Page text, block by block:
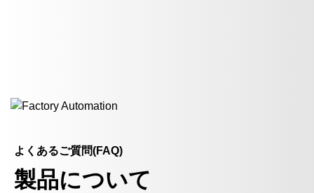
よくあるご質問(FAQ)
製品について